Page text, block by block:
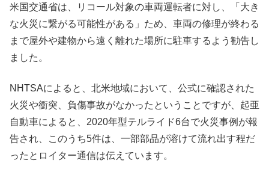
米国交通省は、リコール対象の車両運転者に対し、「大き
な火災に繋がる可能性がある」ため、車両の修理が終わる
まで屋外や建物から遠く離れた場所に駐車するよう勧告し
ました。
NHTSAによると、北米地域において、公式に確認された
火災や衝突、負傷事故がなかったということですが、起亜
自動車によると、2020年型テルライド6台で火災事例が報
告され、このうち5件は、一部部品が溶けて流れ出す程だ
ったとロイター通信は伝えています。